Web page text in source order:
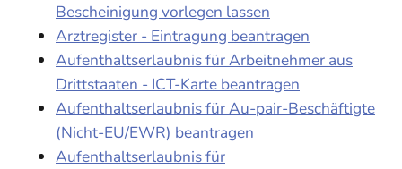
Bescheinigung vorlegen lassen
Arztregister - Eintragung beantragen
Aufenthaltserlaubnis für Arbeitnehmer aus
Drittstaaten - ICT-Karte beantragen
Aufenthaltserlaubnis für Au-pair-Beschäftigte
(Nicht-EU/EWR) beantragen
Aufenthaltserlaubnis für